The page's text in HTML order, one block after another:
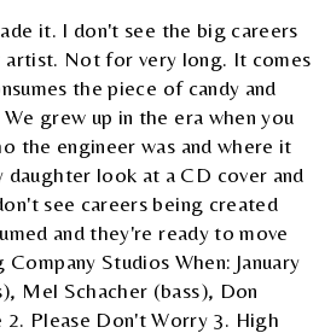
it. I don't see the big careers
artist. Not for very long. It comes
the piece of candy and
grew up in the era when you
the engineer was and where it
daughter look at a CD cover and
see careers being created
and they're ready to move
Studios When: January
Mel Schacher (bass), Don
2. Please Don't Worry 3. High